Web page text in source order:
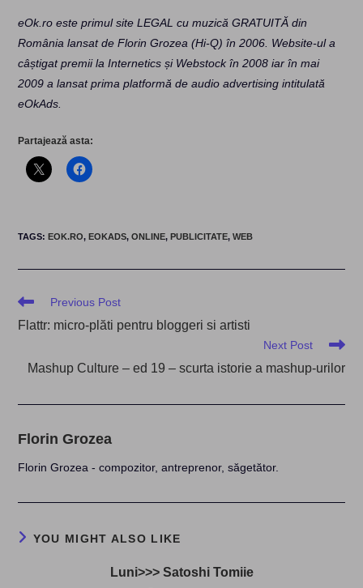
eOk.ro este primul site LEGAL cu muzică GRATUITĂ din
România lansat de Florin Grozea (Hi-Q) în 2006. Website-ul a
câștigat premii la Internetics și Webstock în 2008 iar în mai
2009 a lansat prima platformă de audio advertising intitulată
eOkAds.
Partajează asta:
TAGS:EOK.RO, EOKADS, ONLINE, PUBLICITATE, WEB
Read
articles
Previous Post
Flattr: micro-plăti pentru bloggeri si artisti
Next Post
Mashup Culture – ed 19 – scurta istorie a mashup-urilor
Florin Grozea
Florin Grozea - compozitor, antreprenor, săgetător.
YOU MIGHT ALSO LIKE
Luni>>> Satoshi Tomiie